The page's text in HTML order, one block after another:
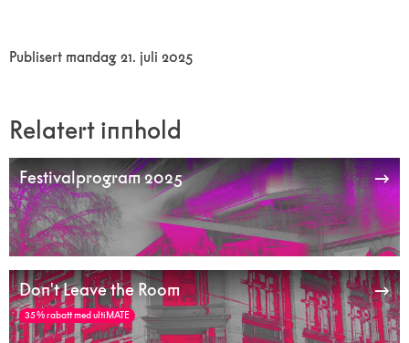
Publisert mandag 21. juli 2025
Relatert innhold
Festivalprogram 2025
Don't Leave the Room
35 % rabatt med ultiMATE